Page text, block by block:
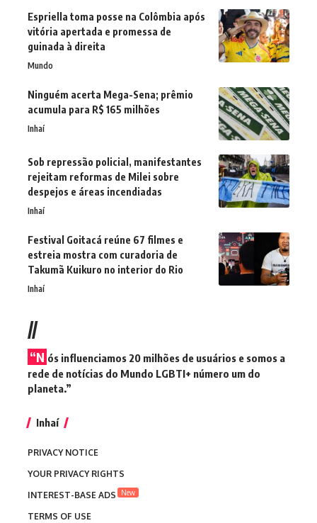
Espriella toma posse na Colômbia após
vitória apertada e promessa de
guinada à direita
Mundo
Ninguém acerta Mega-Sena; prêmio
acumula para R$ 165 milhões
Inhaí
Sob repressão policial, manifestantes
rejeitam reformas de Milei sobre
despejos e áreas incendiadas
Inhaí
Festival Goitacá reúne 67 filmes e
estreia mostra com curadoria de
Takumã Kuikuro no interior do Rio
Inhaí
//
“N ós influenciamos 20 milhões de usuários e somos a
rede de notícias do Mundo LGBTI+ número um do
planeta.”
Inhaí
PRIVACY NOTICE
YOUR PRIVACY RIGHTS
INTEREST-BASE ADS
New
TERMS OF USE